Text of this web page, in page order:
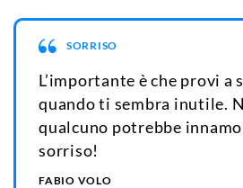
SORRISO
L’importante è che provi a
quando ti sembra inutile.
qualcuno potrebbe
sorriso!
FABIO VOLO